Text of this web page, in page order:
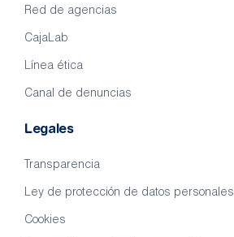
Red de agencias
CajaLab
Línea ética
Canal de denuncias
Legales
Transparencia
Ley de protección de datos personales
Cookies